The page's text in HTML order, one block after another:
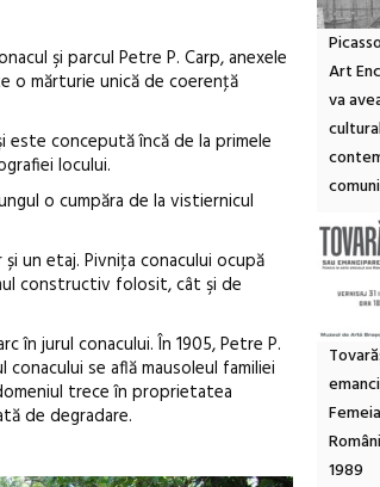
şi parcul Petre P. Carp, anexele
o mărturie unică de coerenţă
este concepută încă de la primele
locului.
o cumpăra de la vistiernicul
un etaj. Pivniţa conacului ocupă
constructiv folosit, cât şi de
în jurul conacului. În 1905, Petre P.
se află mausoleul familiei
trece în proprietatea
de degradare.
Art
va
1989